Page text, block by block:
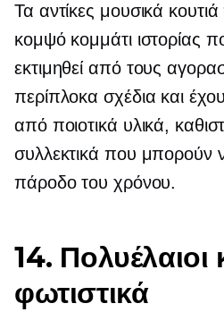
Τα αντίκες μουσικά
κομψό κομμάτι ιστορίας
εκτιμηθεί από τους
περίπλοκα σχέδια και
από ποιοτικά υλικά,
συλλεκτικά που μπορούν
πάροδο του χρόνου.
14. Πολυέλαιοι
φωτιστικά